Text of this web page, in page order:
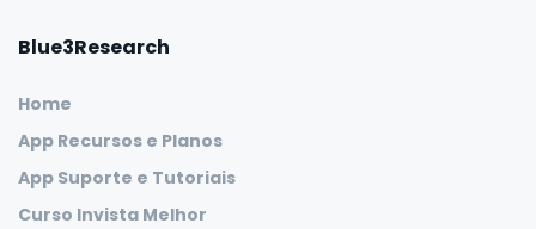
Blue3Research
Home
App Recursos e Planos
App Suporte e Tutoriais
Curso Invista Melhor